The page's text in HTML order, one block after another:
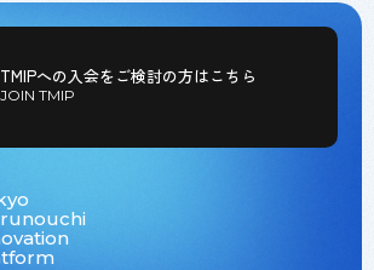
TMIPへの入会をご検討の方はこちら
JOIN TMIP